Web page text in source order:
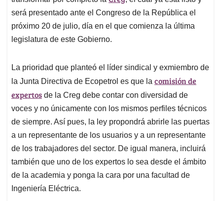
será presentado ante el Congreso de la República el
próximo 20 de julio, día en el que comienza la última
legislatura de este Gobierno.
La prioridad que planteó el líder sindical y exmiembro de
la Junta Directiva de Ecopetrol es que la comisión de
expertos de la Creg debe contar con diversidad de
voces y no únicamente con los mismos perfiles técnicos
de siempre. Así pues, la ley propondrá abrirle las puertas
a un representante de los usuarios y a un representante
de los trabajadores del sector. De igual manera, incluirá
también que uno de los expertos lo sea desde el ámbito
de la academia y ponga la cara por una facultad de
Ingeniería Eléctrica.